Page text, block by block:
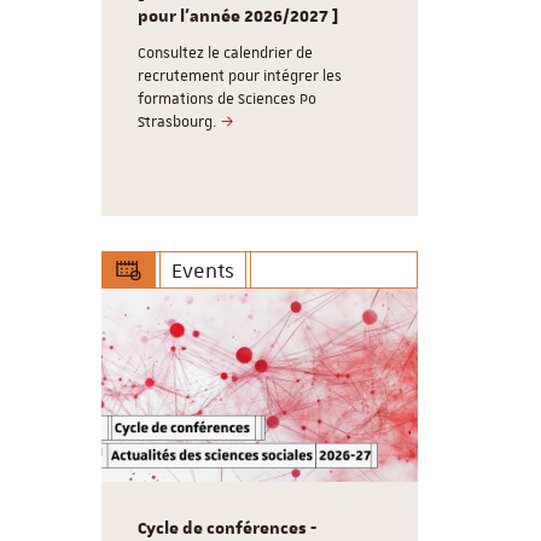
pour l'année 2026/2027 ]
Consultez le calendrier de
recrutement pour intégrer les
formations de Sciences Po
Strasbourg.
Events
Cycle de conférences -